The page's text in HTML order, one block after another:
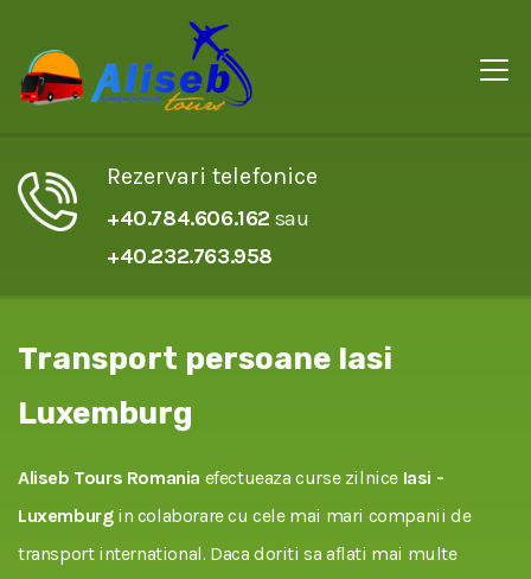
Rezervari telefonice
+40.784.606.162 sau
+40.232.763.958
Transport persoane Iasi
Luxemburg
Aliseb Tours Romania efectueaza curse zilnice Iasi -
Luxemburgin colaborare cu cele mai mari companii de
transport international. Daca doriti sa aflati mai multe